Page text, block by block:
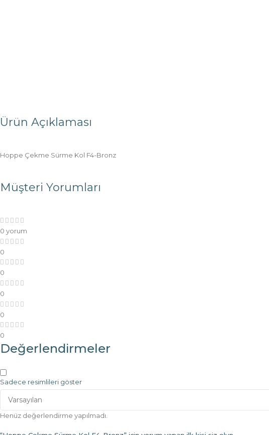
Ürün Açıklaması
Hoppe Çekme Sürme Kol F4-Bronz
Müşteri Yorumları
0 yorum
0
0
0
0
0
Değerlendirmeler
Sadece resimlileri göster
Henüz değerlendirme yapılmadı.